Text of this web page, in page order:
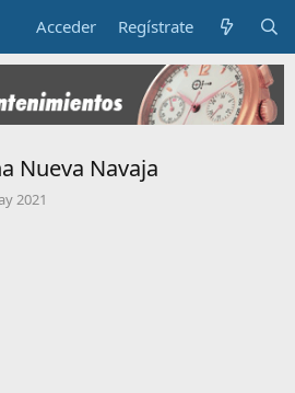
Acceder Regístrate
Nueva Navaja
2021